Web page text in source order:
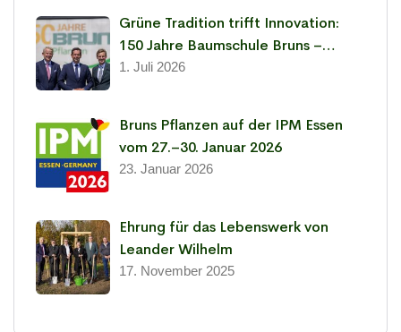
Grüne Tradition trifft Innovation:
150 Jahre Baumschule Bruns –
Leidenschaft für Pflanzen seit 1876
1. Juli 2026
Bruns Pflanzen auf der IPM Essen
vom 27.–30. Januar 2026
23. Januar 2026
Ehrung für das Lebenswerk von
Leander Wilhelm
17. November 2025